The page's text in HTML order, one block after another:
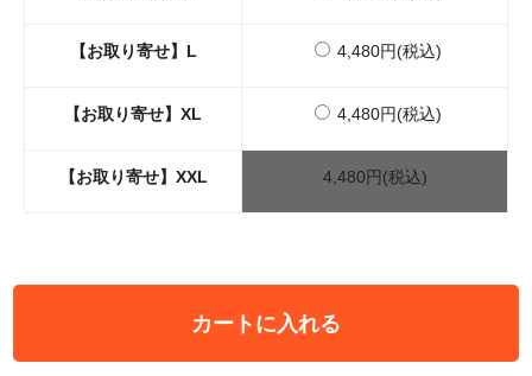
【お取り寄せ】L
【お取り寄せ】XL
【お取り寄せ】XXL
4,480円(税込)
4,480円(税込)
4,480円(税込)
カートに入れる